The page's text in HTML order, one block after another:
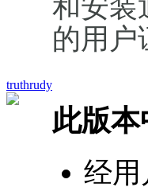
truthrudy
和安装
的用户
此版
经